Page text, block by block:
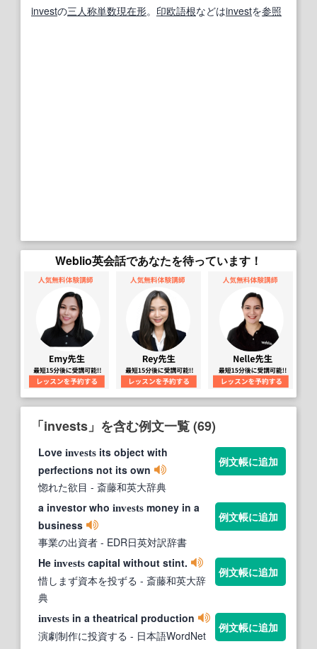
investの三人称単数現在形。 印欧語根などはinvestを参照
Weblio英会話であなたを待っています！
「invests」を含む例文一覧 (69)
Love invests its object with
perfections not its own
惚れた欲目 - 斎藤和英大辞典
例文帳に追加
a investor who invests money in a
business
事業の出資者 - EDR日英対訳辞書
例文帳に追加
He invests capital without stint.
惜しまず資本を投ずる - 斎藤和英大辞
典
例文帳に追加
invests in a theatrical production
演劇制作に投資する - 日本語WordNet
例文帳に追加